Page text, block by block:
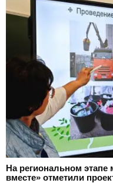
На региональном
вместе» отметили